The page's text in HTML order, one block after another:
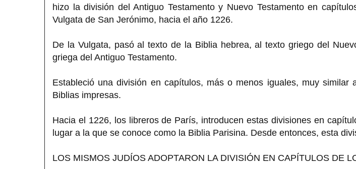
hizo la división del Antiguo Testamento y Nuevo Testamento en
Vulgata de San Jerónimo, hacia el año 1226.
De la Vulgata, pasó al texto de la Biblia hebrea, al texto griego del
griega del Antiguo Testamento.
Estableció una división en capítulos, más o menos iguales, muy similar
Biblias impresas.
Hacia el 1226, los libreros de París, introducen estas divisiones en
lugar a la que se conoce como la Biblia Parisina. Desde entonces, esta
LOS MISMOS JUDÍOS ADOPTARON LA DIVISIÓN EN CAPÍTULOS DE